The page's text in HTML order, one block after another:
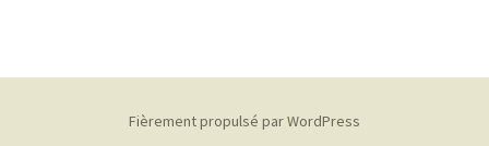
Fièrement propulsé par WordPress